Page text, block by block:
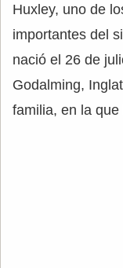
Huxley, uno de
importantes del
nació el 26 de
Godalming,
familia, en la